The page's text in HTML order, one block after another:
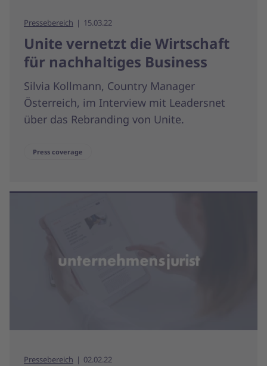
Pressebereich 15.03.22
Unite vernetzt die Wirtschaft
für nachhaltiges Business
Silvia Kollmann, Country Manager
Österreich, im Interview mit Leadersnet
über das Rebranding von Unite.
Press coverage
Pressebereich 02.02.22